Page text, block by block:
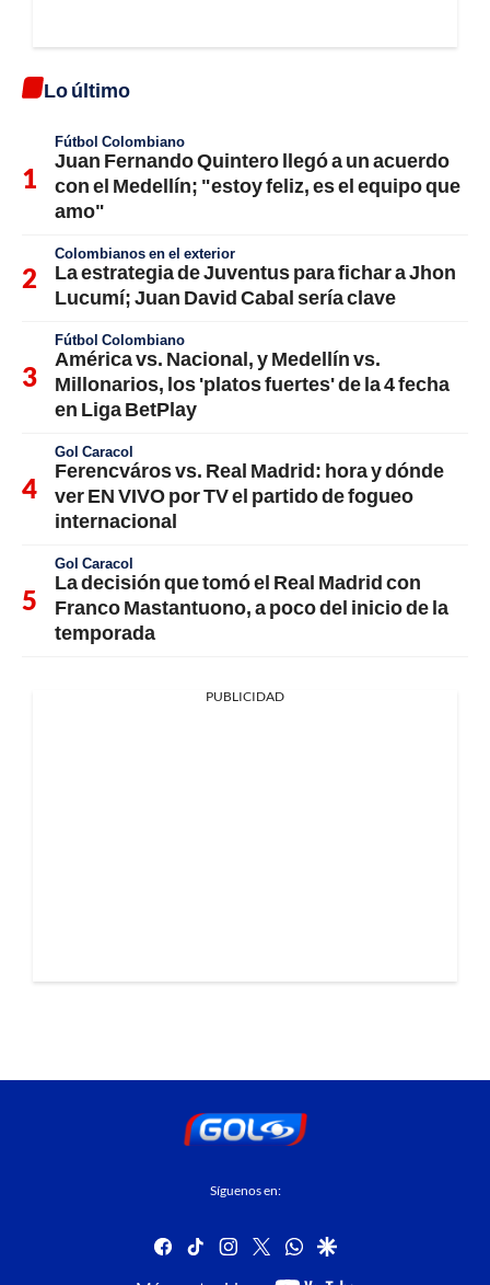
Lo último
Fútbol Colombiano
Juan Fernando Quintero llegó a un acuerdo
con el Medellín; "estoy feliz, es el equipo que
amo"
Colombianos en el exterior
La estrategia de Juventus para fichar a Jhon
Lucumí; Juan David Cabal sería clave
Fútbol Colombiano
América vs. Nacional, y Medellín vs.
Millonarios, los 'platos fuertes' de la 4 fecha
en Liga BetPlay
Gol Caracol
Ferencváros vs. Real Madrid: hora y dónde
ver EN VIVO por TV el partido de fogueo
internacional
Gol Caracol
La decisión que tomó el Real Madrid con
Franco Mastantuono, a poco del inicio de la
temporada
PUBLICIDAD
Síguenos en:
facebook
tiktok instagram
twitterwhatsapp
google